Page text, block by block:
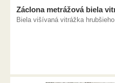
Záclona metrážová biela
Biela višívaná vitrážka